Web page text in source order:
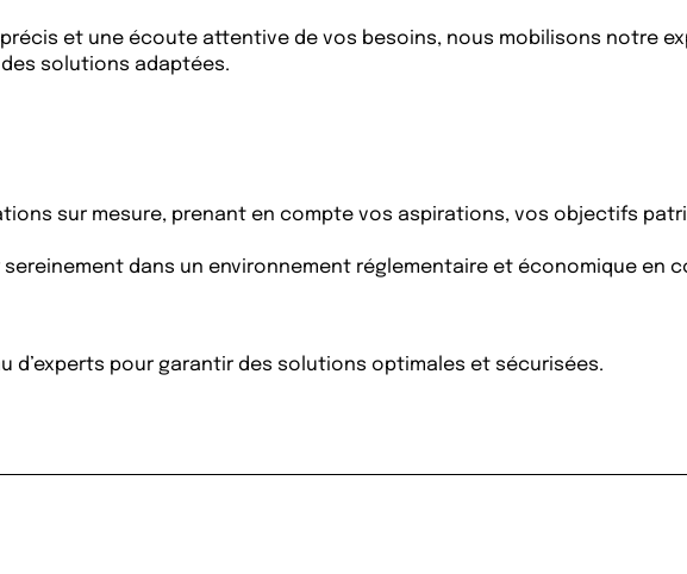
précis et une écoute attentive de vos besoins, nous mobilisons notre
solutions adaptées.
sur mesure, prenant en compte vos aspirations, vos objectifs
dans un environnement réglementaire et économique en
d’experts pour garantir des solutions optimales et sécurisées.